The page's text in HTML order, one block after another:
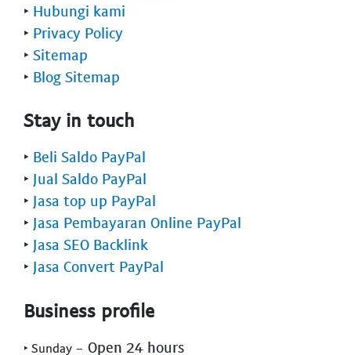
‣ Hubungi kami
‣ Privacy Policy
‣ Sitemap
‣ Blog Sitemap
Stay in touch
‣ Beli Saldo PayPal
‣ Jual Saldo PayPal
‣ Jasa top up PayPal
‣ Jasa Pembayaran Online PayPal
‣ Jasa SEO Backlink
‣ Jasa Convert PayPal
Business profile
‣ Sunday - Open 24 hours